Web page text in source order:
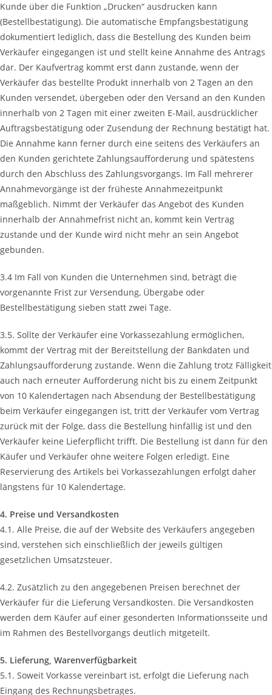
Kunde über die Funktion „Drucken“ ausdrucken kann
(Bestellbestätigung). Die automatische Empfangsbestätigung
dokumentiert lediglich, dass die Bestellung des Kunden beim
Verkäufer eingegangen ist und stellt keine Annahme des Antrags
dar. Der Kaufvertrag kommt erst dann zustande, wenn der
Verkäufer das bestellte Produkt innerhalb von 2 Tagen an den
Kunden versendet, übergeben oder den Versand an den Kunden
innerhalb von 2 Tagen mit einer zweiten E-Mail, ausdrücklicher
Auftragsbestätigung oder Zusendung der Rechnung bestätigt hat.
Die Annahme kann ferner durch eine seitens des Verkäufers an
den Kunden gerichtete Zahlungsaufforderung und spätestens
durch den Abschluss des Zahlungsvorgangs. Im Fall mehrerer
Annahmevorgänge ist der früheste Annahmezeitpunkt
maßgeblich. Nimmt der Verkäufer das Angebot des Kunden
innerhalb der Annahmefrist nicht an, kommt kein Vertrag
zustande und der Kunde wird nicht mehr an sein Angebot
gebunden.
3.4 Im Fall von Kunden die Unternehmen sind, beträgt die
vorgenannte Frist zur Versendung, Übergabe oder
Bestellbestätigung sieben statt zwei Tage.
3.5. Sollte der Verkäufer eine Vorkassezahlung ermöglichen,
kommt der Vertrag mit der Bereitstellung der Bankdaten und
Zahlungsaufforderung zustande. Wenn die Zahlung trotz Fälligkeit
auch nach erneuter Aufforderung nicht bis zu einem Zeitpunkt
von 10 Kalendertagen nach Absendung der Bestellbestätigung
beim Verkäufer eingegangen ist, tritt der Verkäufer vom Vertrag
zurück mit der Folge, dass die Bestellung hinfällig ist und den
Verkäufer keine Lieferpflicht trifft. Die Bestellung ist dann für den
Käufer und Verkäufer ohne weitere Folgen erledigt. Eine
Reservierung des Artikels bei Vorkassezahlungen erfolgt daher
längstens für 10 Kalendertage.
4. Preise und Versandkosten
4.1. Alle Preise, die auf der Website des Verkäufers angegeben
sind, verstehen sich einschließlich der jeweils gültigen
gesetzlichen Umsatzsteuer.
4.2. Zusätzlich zu den angegebenen Preisen berechnet der
Verkäufer für die Lieferung Versandkosten. Die Versandkosten
werden dem Käufer auf einer gesonderten Informationsseite und
im Rahmen des Bestellvorgangs deutlich mitgeteilt.
5. Lieferung, Warenverfügbarkeit
5.1. Soweit Vorkasse vereinbart ist, erfolgt die Lieferung nach
Eingang des Rechnungsbetrages.